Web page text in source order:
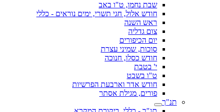
שבת נחמו, ט"ו באב
חודש אלול, חגי תשרי, ימים נוראים - כללי
ראש השנה
צום גדליה
יום הכיפורים
סוכות, שמיני עצרת
חודש כסלו, חנוכה
י' בטבת
ט"ו בשבט
חודש אדר וארבעת הפרשיות
פורים, מגילת אסתר
תנ"ך